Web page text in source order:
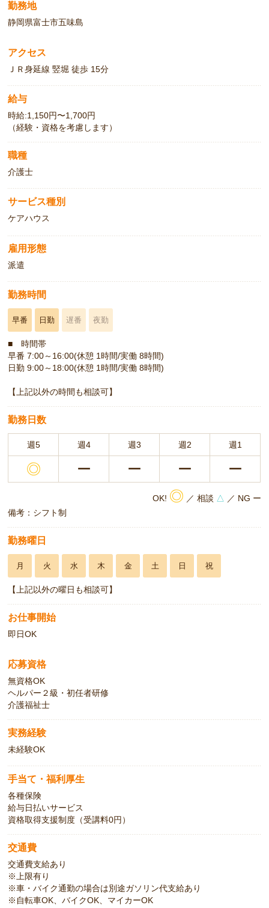
勤務地
静岡県富士市五味島
アクセス
ＪＲ身延線 竪堀 徒歩 15分
給与
時給:1,150円〜1,700円
（経験・資格を考慮します）
職種
介護士
サービス種別
ケアハウス
雇用形態
派遣
勤務時間
早番 日勤 遅番 夜勤
■ 時間帯
早番 7:00～16:00(休憩 1時間/実働 8時間)
日勤 9:00～18:00(休憩 1時間/実働 8時間)
【上記以外の時間も相談可】
勤務日数
週5 週4 週3 週2 週1
◎ ー ー ー ー
OK! ◎ ／ 相談 △ ／ NG ー
備考：シフト制
勤務曜日
月 火 水 木 金 土 日 祝
【上記以外の曜日も相談可】
お仕事開始
即日OK
応募資格
無資格OK
ヘルパー２級・初任者研修
介護福祉士
実務経験
未経験OK
手当て・福利厚生
各種保険
給与日払いサービス
資格取得支援制度（受講料0円）
交通費
交通費支給あり
※上限有り
※車・バイク通勤の場合は別途ガソリン代支給あり
※自転車OK、バイクOK、マイカーOK